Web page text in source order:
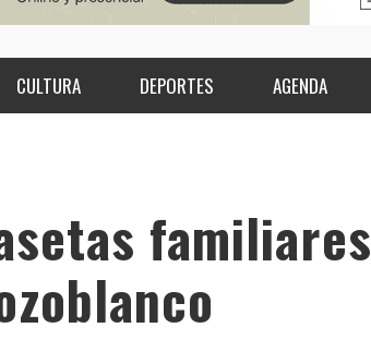
CULTURA DEPORTES AGENDA
familiares